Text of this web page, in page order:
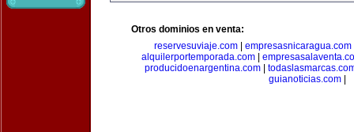
Otros dominios en venta:
reservesuviaje.com| empresasnicaragua.com
alquilerportemporada.com
producidoenargentina.com|
guianoticias.com